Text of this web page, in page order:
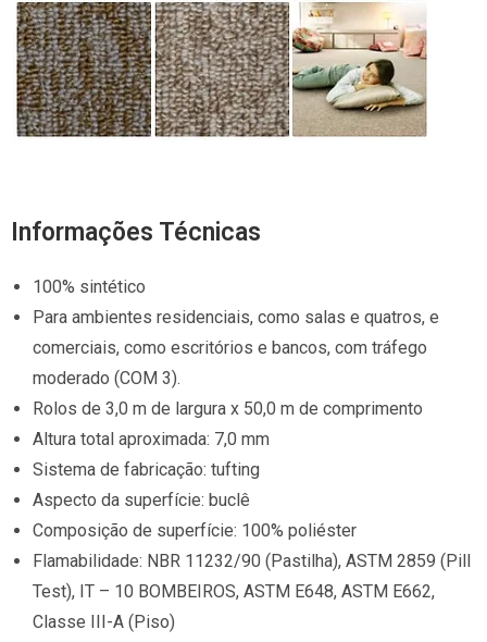
Informações Técnicas
100% sintético
Para ambientes residenciais, como salas e quatros, e
comerciais, como escritórios e bancos, com tráfego
moderado (COM 3).
Rolos de 3,0 m de largura x 50,0 m de comprimento
Altura total aproximada: 7,0 mm
Sistema de fabricação: tufting
Aspecto da superfície: buclê
Composição de superfície: 100% poliéster
Flamabilidade: NBR 11232/90 (Pastilha), ASTM 2859 (Pill
Test), IT – 10 BOMBEIROS, ASTM E648, ASTM E662,
Classe III-A (Piso)